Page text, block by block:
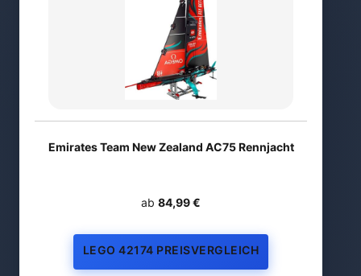
Emirates Team New Zealand AC75 Rennjacht
ab 84,99 €
LEGO 42174 PREISVERGLEICH